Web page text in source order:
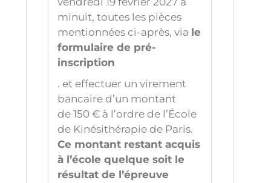
minuit, toutes les pièces
mentionnées ci-après, via le
formulaire de pré-
inscription
. et effectuer un virement
bancaire d’un montant
de 150 € à l’ordre de l’École
de Kinésithérapie de Paris.
Ce montant restant acquis
à l’école quelque soit le
résultat de l’épreuve